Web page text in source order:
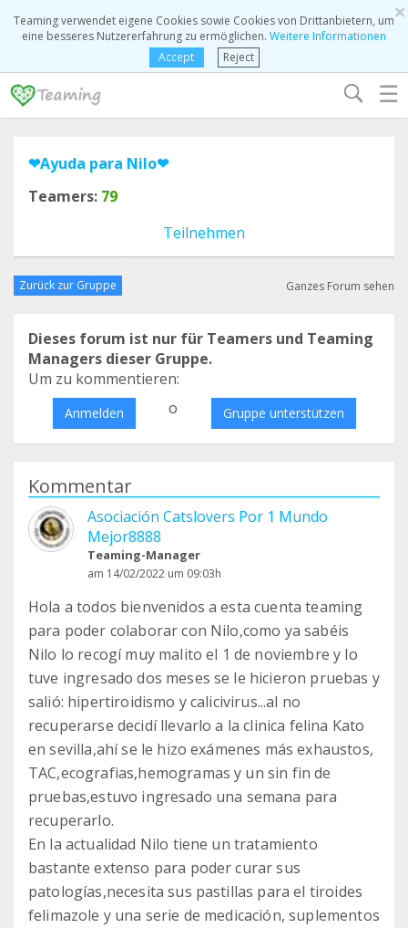
×
Teaming verwendet eigene Cookies sowie Cookies von Drittanbietern, um
eine besseres Nutzererfahrung zu ermöglichen. Weitere Informationen
Accept
Reject
☰
❤Ayuda para Nilo❤
Teamers: 79
Teilnehmen
Zurück zur Gruppe Ganzes Forum sehen
Dieses forum ist nur für Teamers und Teaming
Managers dieser Gruppe.
Um zu kommentieren:
Anmelden o Gruppe unterstützen
Kommentar
Asociación Catslovers Por 1 Mundo
Mejor8888
Teaming-Manager
am 14/02/2022 um 09:03h
Hola a todos bienvenidos a esta cuenta teaming
para poder colaborar con Nilo,como ya sabéis
Nilo lo recogí muy malito el 1 de noviembre y lo
tuve ingresado dos meses se le hicieron pruebas y
salió: hipertiroidismo y calicivirus...al no
recuperarse decidí llevarlo a la clinica felina Kato
en sevilla,ahí se le hizo exámenes más exhaustos,
TAC,ecografias,hemogramas y un sin fin de
pruebas,estuvo ingresado una semana para
recuperarlo.
En la actualidad Nilo tiene un tratamiento
bastante extenso para poder curar sus
patologías,necesita sus pastillas para el tiroides
felimazole y una serie de medicación, suplementos